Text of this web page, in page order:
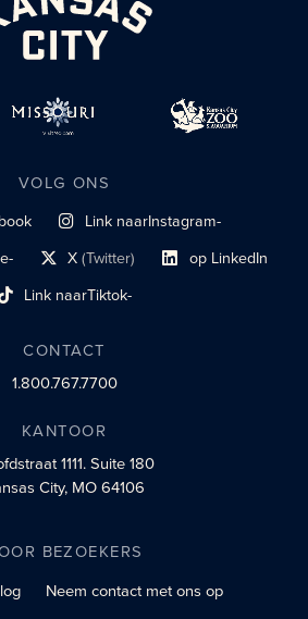
VOLG ONS
profiel Link naarInstagram-
sociaal profiel
X(Twitter)
sociaal profiellink Link naar sociaal
op LinkedIn
Link naarTiktok-
CONTACT
1.800.767.7700
KANTOOR
1111.Suite 180
City, MO 64106
BEZOEKERS
Neem contact met ons op